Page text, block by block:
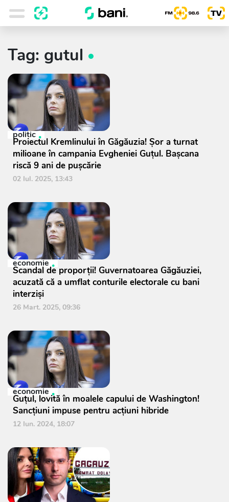
Tag: gutul
politic
Proiectul Kremlinului în Găgăuzia! Șor a turnat
milioane în campania Evgheniei Guțul. Bașcana
riscă 9 ani de pușcărie
02 Iul. 2025, 13:43
economie
Scandal de proporții! Guvernatoarea Găgăuziei,
acuzată că a umflat conturile electorale cu bani
interziși
26 Mart. 2025, 09:36
economie
Guțul, lovită în moalele capului de Washington!
Sancțiuni impuse pentru acțiuni hibride
12 Iun. 2024, 18:07